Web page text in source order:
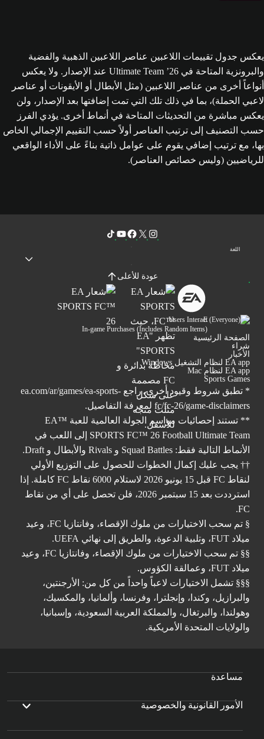
يعكس جدول تقييمات اللاعبين عناصر اللاعبين الذهبية والفضية
والبرونزية المتاحة في Ultimate Team ’26 عند الإصدار. ولا يعكس
أنواعاً أخرى من عناصر اللاعبين (مثل الأبطال أو الأيقونات أو عناصر
لاعبي الحملة)، بما في ذلك تلك التي تمت إضافتها بعد الإصدار، ولن
يعكس مباشرة من التحديثات المتاحة في أنماط أخرى. يؤدي الفرز
حسب التصنيف إلى ترتيب العناصر أولاً حسب التقييم الإجمالي الخاص
بها، مع ترتيب إضافي يقوم على عوامل ذاتية بناءً على الأداء الواقعي
للرياضيين (وليس خصائص العناصر).
اللغة
عودة للأعلى
Users Interact
In-game Purchases (Includes Random Items)
الصفحة الرئيسية
شراء
الأخبار
EA app لنظام التشغيل Windows
EA app لنظام Mac
Sports Games
* تطبق شروط وقيود أخرى. راجع ea.com/ar/games/ea-sports-
fc/fc-26/game-disclaimers لمعرفة التفاصيل.
** تستند إحصائيات مواسم الجولة العالمية للعبة ™EA
SPORTS FC™ 26 Football Ultimate Team إلى اللعب في
الأنماط التالية فقط: Squad Battles و Rivals والأبطال و Draft.
†† يجب عليك إكمال الخطوات للحصول على التوزيع الأولي
لنقاط FC قبل 15 يونيو 2026 لاستلام 6000 نقاط FC كاملة. إذا
استرددت بعد 15 سبتمبر 2026، فلن تحصل على أي من نقاط
FC.
§ تم سحب الاختيارات من ملوك الإقصاء، وفانتازيا FC، وعيد
ميلاد FUT، وتلبية الدعوة، والطريق إلى نهائي UEFA.
§§ تم سحب الاختيارات من ملوك الإقصاء، وفانتازيا FC، وعيد
ميلاد FUT، وعمالقة الكؤوس.
§§§ تشمل الاختيارات لاعباً واحداً من كل من: الأرجنتين،
والبرازيل، وكندا، وإنجلترا، وفرنسا، وألمانيا، والمكسيك،
وهولندا، والبرتغال، والمملكة العربية السعودية، وإسبانيا،
والولايات المتحدة الأمريكية.
مساعدة
الأمور القانونية والخصوصية